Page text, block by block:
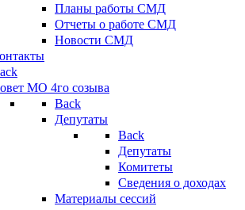
Планы работы СМД
Отчеты о работе СМД
Новости СМД
МО 4го созыва
Back
Депутаты
Back
Депутаты
Комитеты
Сведения о доходах
Материалы сессий